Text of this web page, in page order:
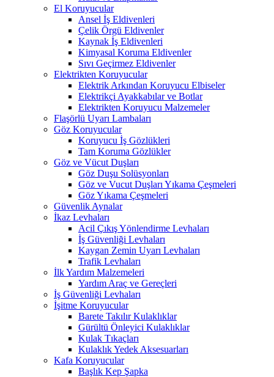
El Koruyucular
Ansel İş Eldivenleri
Çelik Örgü Eldivenler
Kaynak İş Eldivenleri
Kimyasal Koruma Eldivenler
Sıvı Geçirmez Eldivenler
Elektrikten Koruyucular
Elektrik Arkından Koruyucu Elbiseler
Elektrikçi Ayakkabılar ve Botlar
Elektrikten Koruyucu Malzemeler
Flaşörlü Uyarı Lambaları
Göz Koruyucular
Koruyucu İş Gözlükleri
Tam Koruma Gözlükler
Göz ve Vücut Duşları
Göz Duşu Solüsyonları
Göz ve Vucut Duşları Yıkama Çeşmeleri
Göz Yıkama Çeşmeleri
Güvenlik Aynalar
İkaz Levhaları
Acil Çıkış Yönlendirme Levhaları
İş Güvenliği Levhaları
Kaygan Zemin Uyarı Levhaları
Trafik Levhaları
İlk Yardım Malzemeleri
Yardım Araç ve Gereçleri
İş Güvenliği Levhaları
İşitme Koruyucular
Barete Takılır Kulaklıklar
Gürültü Önleyici Kulaklıklar
Kulak Tıkaçları
Kulaklık Yedek Aksesuarları
Kafa Koruyucular
Başlık Kep Şapka